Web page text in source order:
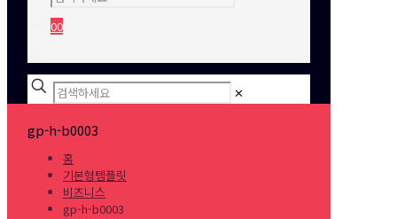
00
✕
gp-h-b0003
홈
기본형템플릿
비즈니스
gp-h-b0003